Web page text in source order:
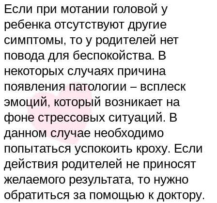
Если при мотании головой у
ребенка отсутствуют другие
симптомы, то у родителей нет
повода для беспокойства. В
некоторых случаях причина
появления патологии – всплеск
эмоций, который возникает на
фоне стрессовых ситуаций. В
данном случае необходимо
попытаться успокоить кроху. Если
действия родителей не приносят
желаемого результата, то нужно
обратиться за помощью к доктору.